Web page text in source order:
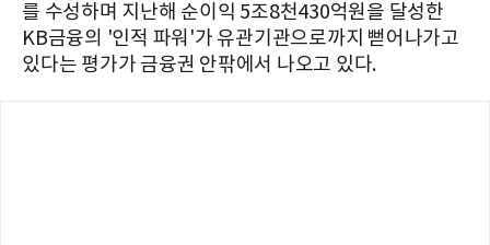
를 수성하며 지난해 순이익 5조8천430억원을 달성한
KB금융의 '인적 파워'가 유관기관으로까지 뻗어나가고
있다는 평가가 금융권 안팎에서 나오고 있다.